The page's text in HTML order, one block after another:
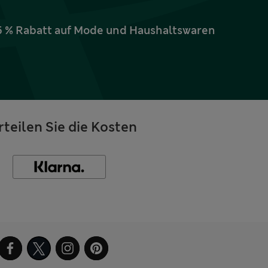
Rabatt auf Mode und Haushaltswaren
Sie die Kosten